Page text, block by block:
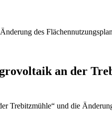
des
an der
Trebitzmühle“ und die